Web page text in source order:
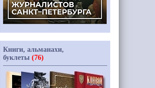
Книги, альманахи,
буклеты (76)